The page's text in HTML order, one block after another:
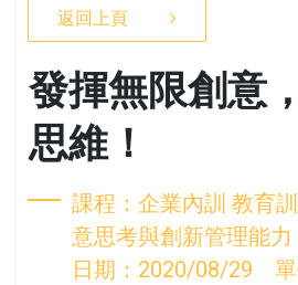
返回上頁
發揮無限創意
思維！
課程：企業內訓 教育
意思考與創新管理能力
日期：2020/08/29 單